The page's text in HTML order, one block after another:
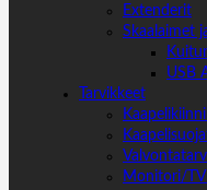
Extenderit
Skaalaimet
USB
Tarvikkeet
Monitori/